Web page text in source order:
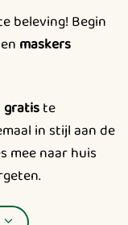
beleving! Begin
en maskers
gratiste
in stijl aan de
mee naar huis